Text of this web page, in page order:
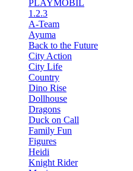
PLAYMOBIL
1.2.3
A-Team
Ayuma
Back to the Future
City Action
City Life
Country
Dino Rise
Dollhouse
Dragons
Duck on Call
Family Fun
Figures
Heidi
Knight Rider